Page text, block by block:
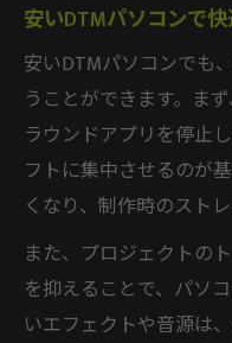
安いDTMパソコンで
安いDTMパソコンでも
うことができます。ま
ラウンドアプリを停止
フトに集中させるのが
くなり、制作時のスト
また、プロジェクトの
を抑えることで、パソ
いエフェクトや音源は